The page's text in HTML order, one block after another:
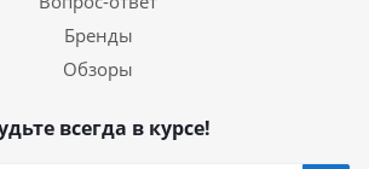
Бренды
Обзоры
всегда в курсе!